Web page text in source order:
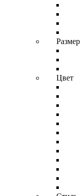
Размер
Цвет